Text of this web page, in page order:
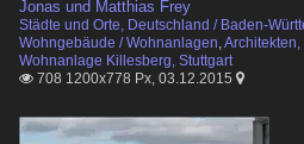
Jonas und Matthias Frey
Städte und Orte, Deutschland / Baden-
Wohngebäude / Wohnanlagen,
Wohnanlage Killesberg, Stuttgart
 708 1200x778 Px, 03.12.2015 